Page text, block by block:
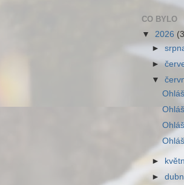
CO BYLO
▼ 2026
►
►
▼
►
►